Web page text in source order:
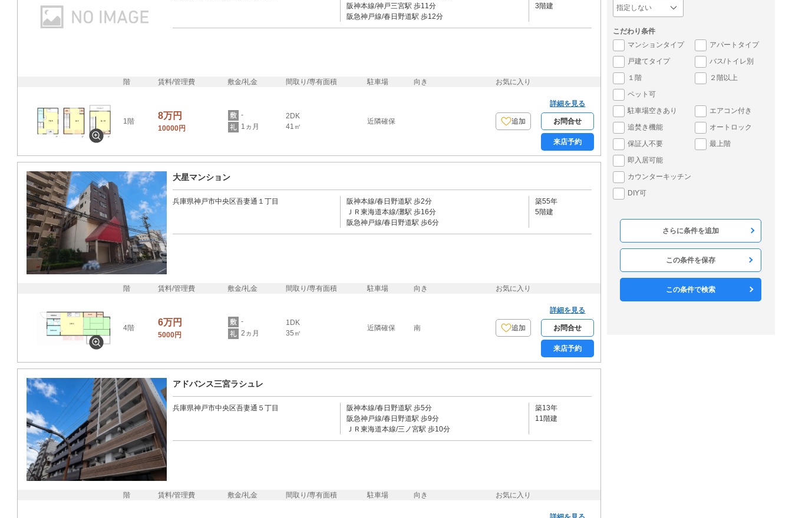
こだわり条件
マンションタイプ
アパートタイプ
戸建てタイプ
バス/トイレ別
１階
２階以上
ペット可
駐車場空きあり
エアコン付き
追焚き機能
オートロック
保証人不要
最上階
即入居可能
カウンターキッチン
DIY可
木造
軽量鉄骨 鉄骨造
RC
方角
東 南東
南西
西 北西
この条件を保存
この条件で検索
阪神本線/神戸三宮駅 歩11分
阪急神戸線/春日野道駅 歩12分
3階建
階 賃料/管理費 敷金/礼金 間取り/専有面積 駐車場 向き お気に入り
1階
8万円
10000円
-
1ヵ月
2DK
41㎡
近隣確保 追加
詳細を見る
お問合せ
来店予約
大星マンション
兵庫県神戸市中央区吾妻通１丁目
阪神本線/春日野道駅 歩2分
ＪＲ東海道本線/灘駅 歩16分
阪急神戸線/春日野道駅 歩6分
築55年
5階建
階 賃料/管理費 敷金/礼金 間取り/専有面積 駐車場 向き お気に入り
4階
6万円
5000円
-
2ヵ月
1DK
35㎡
近隣確保 南 追加
詳細を見る
お問合せ
来店予約
アドバンス三宮ラシュレ
兵庫県神戸市中央区吾妻通５丁目
阪神本線/春日野道駅 歩5分
阪急神戸線/春日野道駅 歩9分
ＪＲ東海道本線/三ノ宮駅 歩10分
築13年
11階建
階 賃料/管理費 敷金/礼金 間取り/専有面積 駐車場 向き お気に入り